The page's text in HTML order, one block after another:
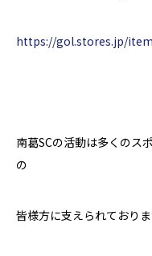
https://gol.stores.jp/
南葛SCの活動は多くのス
の
皆様方に支えられておりま